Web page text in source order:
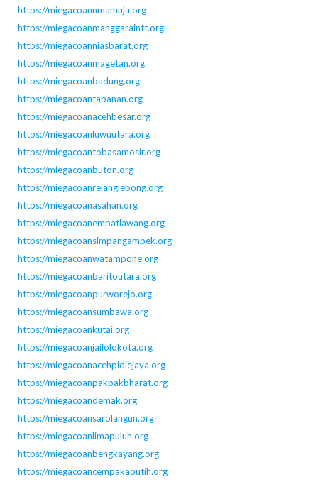
https://miegacoannmamuju.org
https://miegacoanmanggaraintt.org
https://miegacoanniasbarat.org
https://miegacoanmagetan.org
https://miegacoanbadung.org
https://miegacoantabanan.org
https://miegacoanacehbesar.org
https://miegacoanluwuutara.org
https://miegacoantobasamosir.org
https://miegacoanbuton.org
https://miegacoanrejanglebong.org
https://miegacoanasahan.org
https://miegacoanempatlawang.org
https://miegacoansimpangampek.org
https://miegacoanwatampone.org
https://miegacoanbaritoutara.org
https://miegacoanpurworejo.org
https://miegacoansumbawa.org
https://miegacoankutai.org
https://miegacoanjailolokota.org
https://miegacoanacehpidiejaya.org
https://miegacoanpakpakbharat.org
https://miegacoandemak.org
https://miegacoansarolangun.org
https://miegacoanlimapuluh.org
https://miegacoanbengkayang.org
https://miegacoancempakaputih.org